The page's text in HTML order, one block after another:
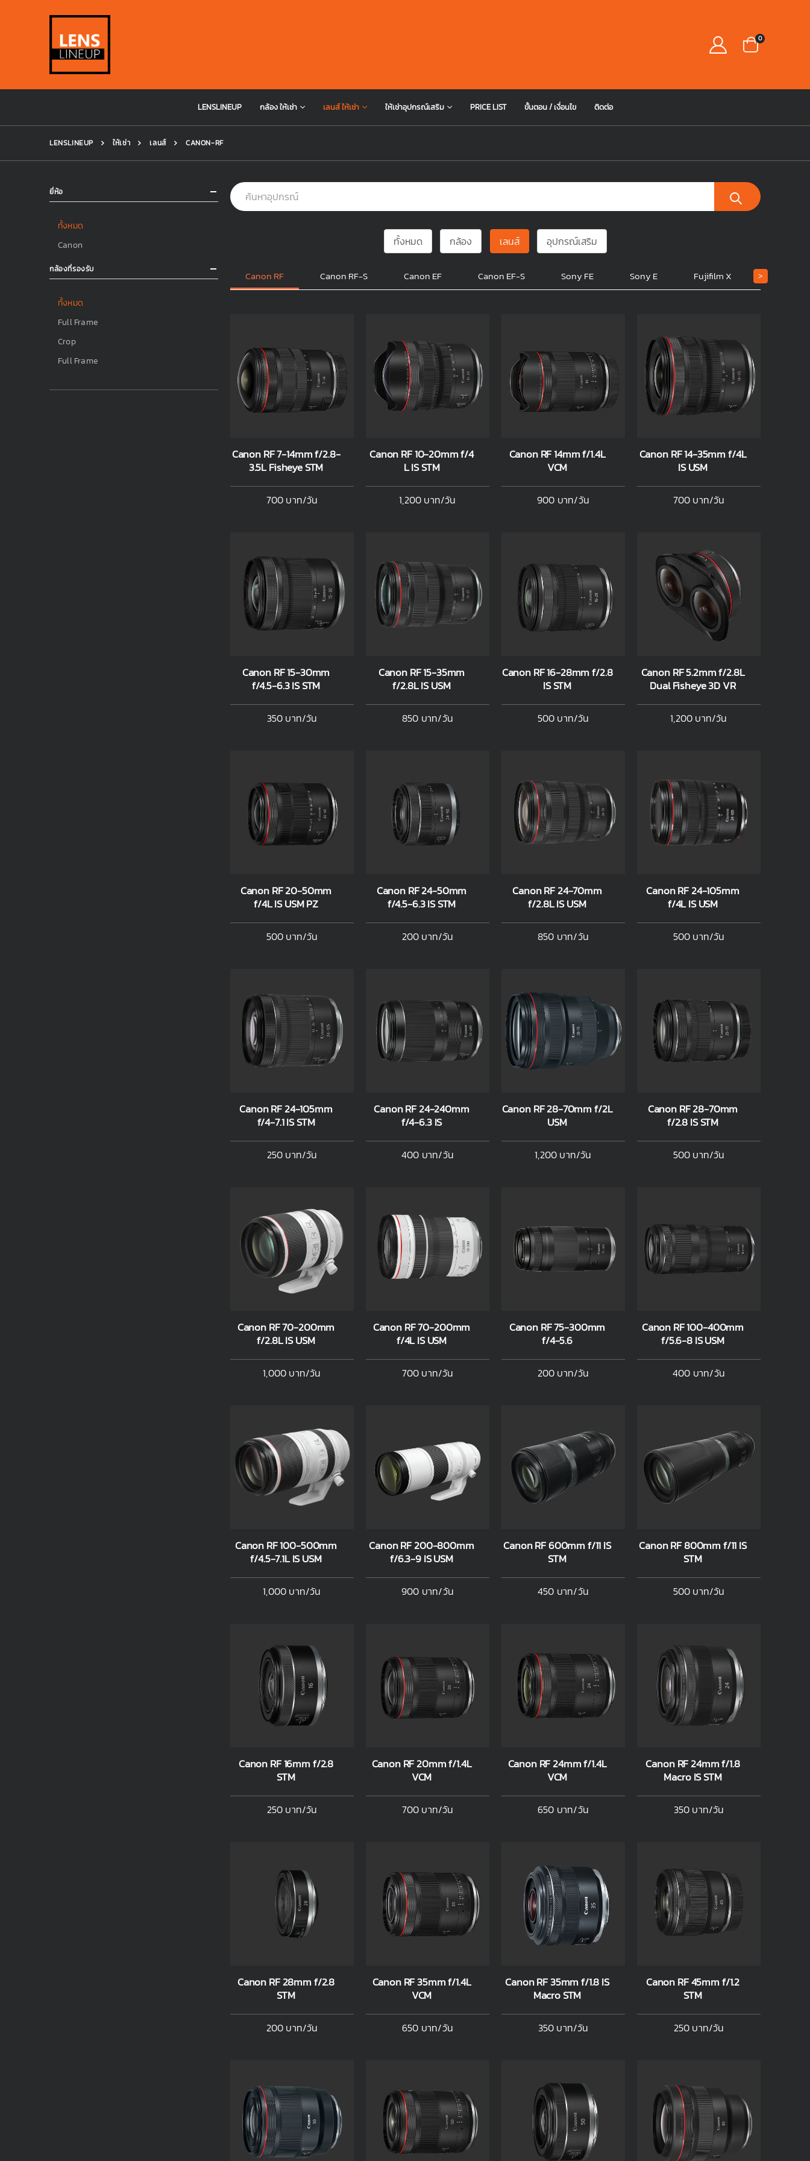
0
LENSLINEUP กล้อง ให้เช่า เลนส์ ให้เช่า ให้เช่าอุปกรณ์เสริม PRICE LIST ขั้นตอน / เงื่อนไข ติดต่อ
LENSLINEUP ให้เช่า เลนส์ CANON-RF
ทั้งหมด กล้อง เลนส์ อุปกรณ์เสริม
>
Canon RF Canon RF-S Canon EF Canon EF-S Sony FE Sony E Fujifilm X
Canon RF 7-14mm f/2.8-
3.5L Fisheye STM
700 บาท/วัน
Canon RF 10-20mm f/4
L IS STM
1,200 บาท/วัน
Canon RF 14mm f/1.4L
VCM
900 บาท/วัน
Canon RF 14-35mm f/4L
IS USM
700 บาท/วัน
Canon RF 15-30mm
f/4.5-6.3 IS STM
350 บาท/วัน
Canon RF 15-35mm
f/2.8L IS USM
850 บาท/วัน
Canon RF 16-28mm f/2.8
IS STM
500 บาท/วัน
Canon RF 5.2mm f/2.8L
Dual Fisheye 3D VR
1,200 บาท/วัน
Canon RF 20-50mm
f/4L IS USM PZ
500 บาท/วัน
Canon RF 24-50mm
f/4.5-6.3 IS STM
200 บาท/วัน
Canon RF 24-70mm
f/2.8L IS USM
850 บาท/วัน
Canon RF 24-105mm
f/4L IS USM
500 บาท/วัน
Canon RF 24-105mm
f/4-7.1 IS STM
250 บาท/วัน
Canon RF 24-240mm
f/4-6.3 IS
400 บาท/วัน
Canon RF 28-70mm f/2L
USM
1,200 บาท/วัน
Canon RF 28-70mm
f/2.8 IS STM
500 บาท/วัน
Canon RF 70-200mm
f/2.8L IS USM
1,000 บาท/วัน
Canon RF 70-200mm
f/4L IS USM
700 บาท/วัน
Canon RF 75-300mm
f/4-5.6
200 บาท/วัน
Canon RF 100-400mm
f/5.6-8 IS USM
400 บาท/วัน
Canon RF 100-500mm
f/4.5-7.1L IS USM
1,000 บาท/วัน
Canon RF 200-800mm
f/6.3-9 IS USM
900 บาท/วัน
Canon RF 600mm f/11 IS
STM
450 บาท/วัน
Canon RF 800mm f/11 IS
STM
500 บาท/วัน
Canon RF 16mm f/2.8
STM
250 บาท/วัน
Canon RF 20mm f/1.4L
VCM
700 บาท/วัน
Canon RF 24mm f/1.4L
VCM
650 บาท/วัน
Canon RF 24mm f/1.8
Macro IS STM
350 บาท/วัน
Canon RF 28mm f/2.8
STM
200 บาท/วัน
Canon RF 35mm f/1.4L
VCM
650 บาท/วัน
Canon RF 35mm f/1.8 IS
Macro STM
350 บาท/วัน
Canon RF 45mm f/1.2
STM
250 บาท/วัน
ยี่ห้อ
ทั้งหมด
Canon
กล้องที่รองรับ
ทั้งหมด
Full Frame
Crop
Full Frame